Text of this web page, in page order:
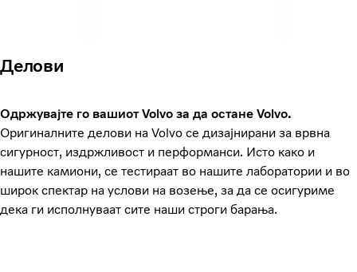
Делови
Одржувајте го вашиот Volvo за да остане Volvo.
Оригиналните делови на Volvo се дизајнирани за врвна
сигурност, издржливост и перформанси. Исто како и
нашите камиони, се тестираат во нашите лаборатории и во
широк спектар на услови на возење, за да се осигуриме
дека ги исполнуваат сите наши строги барања.